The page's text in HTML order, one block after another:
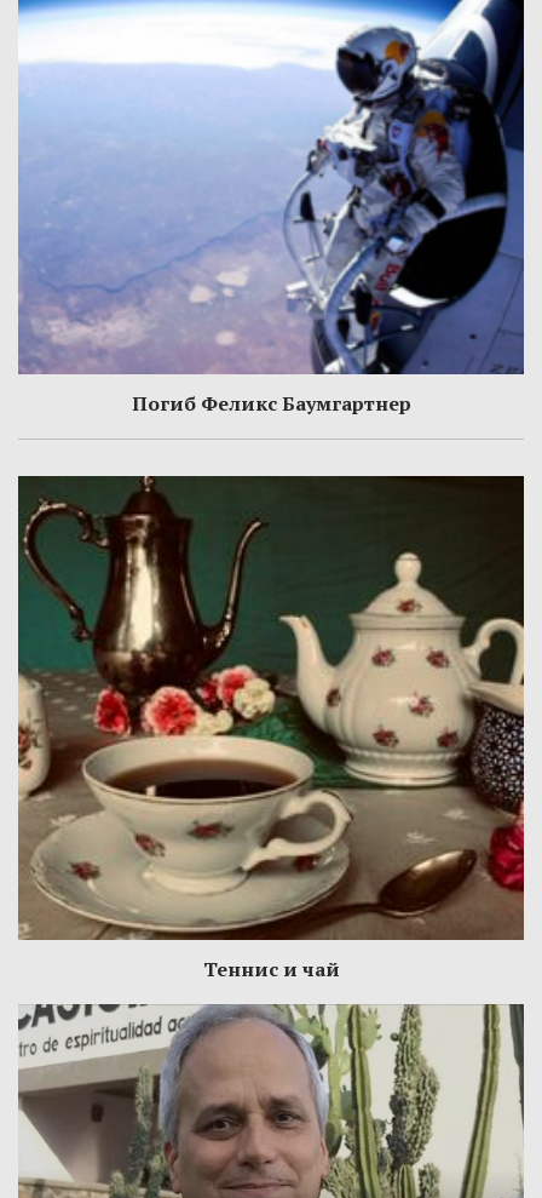
Погиб Феликс Баумгартнер
Теннис и чай